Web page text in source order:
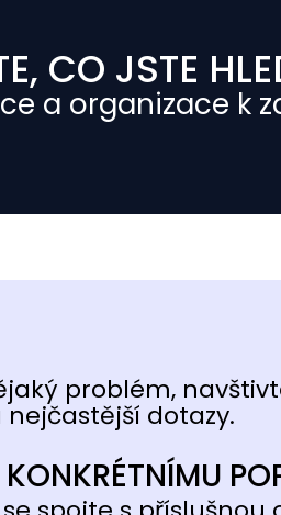
CO JSTE
a organizace k
problém,
dotazy.